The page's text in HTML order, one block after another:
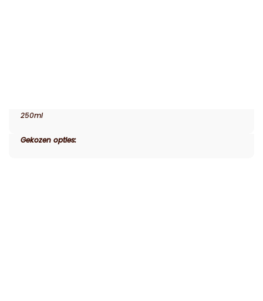
250ml
Gekozen opties: